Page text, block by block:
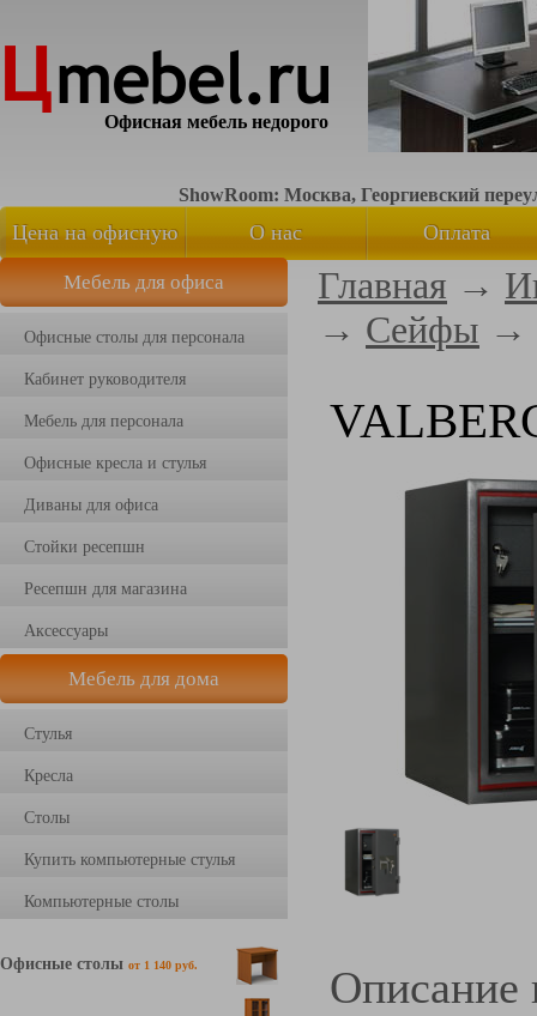
Офисная мебель недорого
ShowRoom: Москва, Георгиевский
Цена на офисную
мебель
О нас Оплата
Мебель для офиса
Офисные столы для персонала
Кабинет руководителя
Мебель для персонала
Офисные кресла и стулья
Диваны для офиса
Стойки ресепшн
Ресепшн для магазина
Аксессуары
Мебель для дома
Стулья
Кресла
Столы
Купить компьютерные стулья
Компьютерные столы
Офисные столы от 1 140 руб.
Главная →
→ Сейфы →
Описание